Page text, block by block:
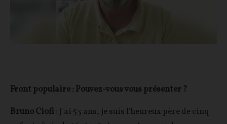
Front populaire : Pouvez-vous vous présenter ?
Bruno Ciofi : J'ai 53 ans, je suis l'heureux père de cinq